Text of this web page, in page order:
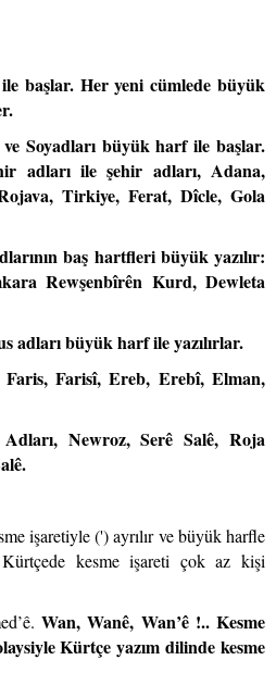
başlar. Her yeni cümlede büyük
Soyadları büyük harf ile başlar.
adları ile şehir adları, Adana,
Tirkiye, Ferat, Dîcle, Gola
baş hartfleri büyük yazılır:
Rewşenbîrên Kurd, Dewleta
adları büyük harf ile yazılırlar.
Farisî, Ereb, Erebî, Elman,
Newroz, Serê Salê,Roja
işaretiyle (') ayrılır ve büyük harfle
kesme işareti çok az kişi
Wan, Wanê, Wan’ê !.. Kesme
Kürtçe yazım dilinde kesme